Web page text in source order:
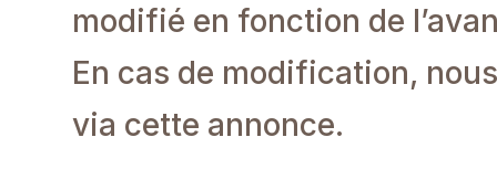
modifié en fonction de
En cas de modification,
via cette annonce.